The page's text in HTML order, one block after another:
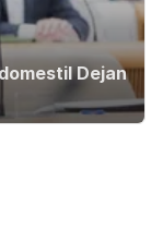
Dejan